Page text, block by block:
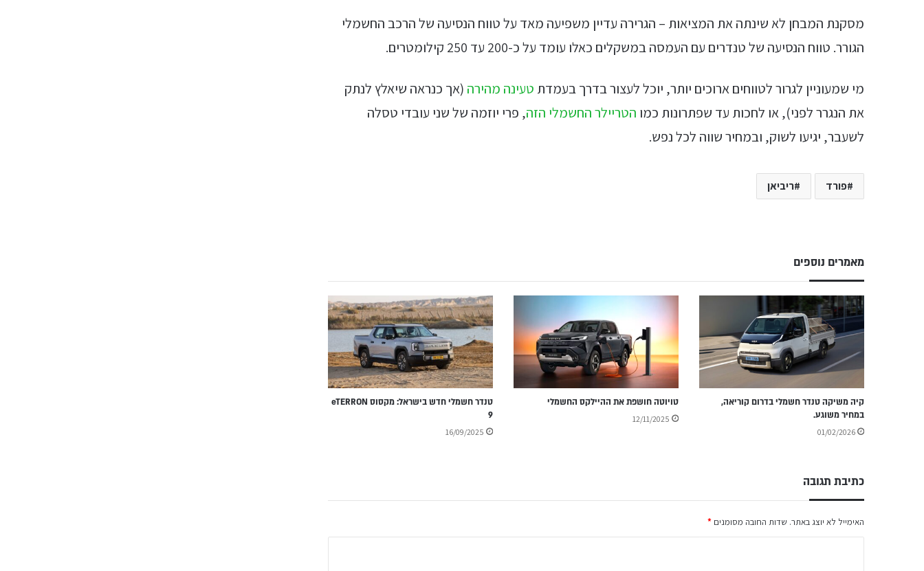
מסקנת המבחן לא שינתה את המציאות – הגרירה עדיין משפיעה מאד על טווח הנסיעה של הרכב החשמלי
הגורר. טווח הנסיעה של טנדרים עם העמסה במשקלים כאלו עומד על כ-200 עד 250 קילומטרים.
מי שמעוניין לגרור לטווחים ארוכים יותר, יוכל לעצור בדרך בעמדת טעינה מהירה (אך כנראה שיאלץ לנתק
את הנגרר לפני), או לחכות עד שפתרונות כמו הטריילר החשמלי הזה, פרי יוזמה של שני עובדי טסלה
לשעבר, יגיעו לשוק, ובמחיר שווה לכל נפש.
פורד ריביאן
מאמרים נוספים
קיה משיקה טנדר חשמלי בדרום קוריאה,
במחיר משוגע.
01/02/2026
טויוטה חושפת את ההיילקס החשמלי
12/11/2025
טנדר חשמלי חדש בישראל: מקסוס eTERRON
9
16/09/2025
כתיבת תגובה
האימייל לא יוצג באתר. שדות החובה מסומנים *